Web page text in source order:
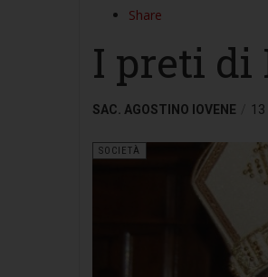
Share
I preti di
SAC. AGOSTINO IOVENE
SOCIETÀ